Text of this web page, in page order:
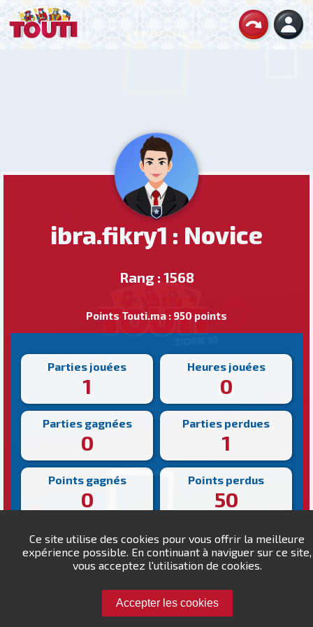
Ce site utilise des cookies pour vous offrir la meilleure
expérience possible. En continuant à naviguer sur ce site,
vous acceptez l'utilisation de cookies.
Accepter les cookies
ibra.fikry1 : Novice
Rang : 1568
Points Touti.ma : 950 points
Parties jouées
1
Heures jouées
0
Parties gagnées
0
Parties perdues
1
Points gagnés
0
Points perdus
50
Victoire la plus rapide
N/A
Victoire la plus lente
N/A
Défiez ibra.fikry1 !